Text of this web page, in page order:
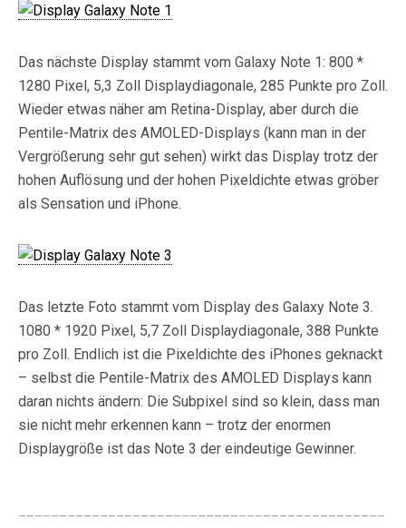
Das nächste Display stammt vom Galaxy Note 1: 800 *
1280 Pixel, 5,3 Zoll Displaydiagonale, 285 Punkte pro Zoll.
Wieder etwas näher am Retina-Display, aber durch die
Pentile-Matrix des AMOLED-Displays (kann man in der
Vergrößerung sehr gut sehen) wirkt das Display trotz der
hohen Auflösung und der hohen Pixeldichte etwas gröber
als Sensation und iPhone.
Das letzte Foto stammt vom Display des Galaxy Note 3.
1080 * 1920 Pixel, 5,7 Zoll Displaydiagonale, 388 Punkte
pro Zoll. Endlich ist die Pixeldichte des iPhones geknackt
– selbst die Pentile-Matrix des AMOLED Displays kann
daran nichts ändern: Die Subpixel sind so klein, dass man
sie nicht mehr erkennen kann – trotz der enormen
Displaygröße ist das Note 3 der eindeutige Gewinner.